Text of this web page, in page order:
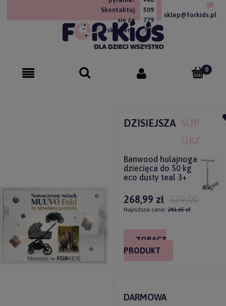
Skontaktuj
się ze
sklepem!
509
779
757
sklep@forkids.pl
DZISIEJSZA SUPER
OKAZJA
Banwood hulajnoga
dziecięca do 50 kg
eco dusty teal 3+
268,99 zł 329,00 zł
Najniższa cena: 241,65 zł
ZOBACZ
PRODUKT
DARMOWA